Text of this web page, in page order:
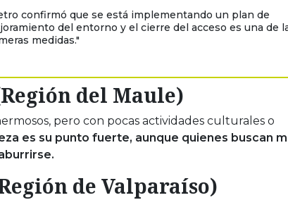
confirmó que se está implementando un plan de
del entorno y el cierre del acceso es una de
medidas."
del Maule)
pero con pocas actividades culturales o
es su punto fuerte, aunque quienes buscan
de Valparaíso)